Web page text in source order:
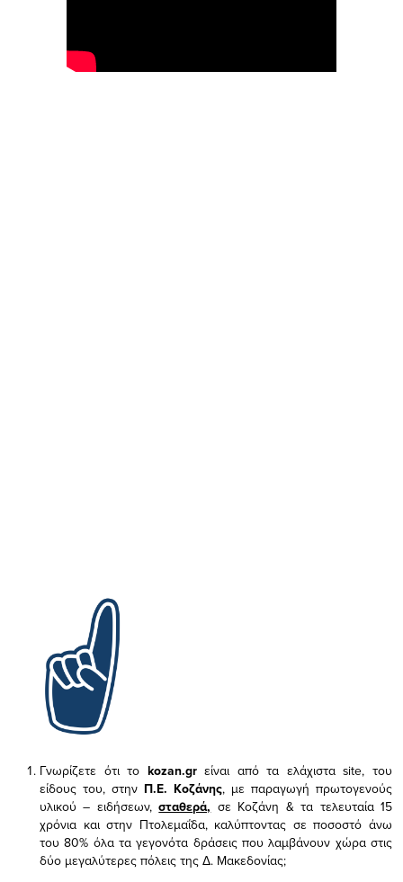
Γνωρίζετε ότι το kozan.gr είναι από τα ελάχισταsite, του
είδους του, στην Π.Ε. Κοζάνης, με παραγωγή πρωτογενούς
υλικού – ειδήσεων,σταθερά, σε Κοζάνη & τα τελευταία 15
χρόνια και στην Πτολεμαΐδα, καλύπτοντας σε ποσοστό άνω
του 80% όλα τα γεγονότα δράσεις που λαμβάνουν χώρα στις
δύο μεγαλύτερες πόλεις της Δ. Μακεδονίας;